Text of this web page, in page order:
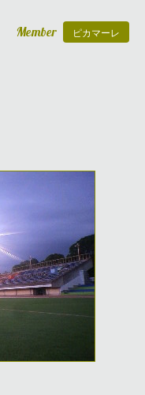
Member ピカマーレ